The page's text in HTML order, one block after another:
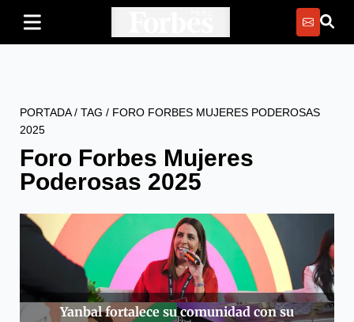
PORTADA/ TAG / FORO FORBES MUJERES PODEROSAS
2025
Foro Forbes Mujeres
Poderosas 2025
Yanbal fortalece su comunidad con su